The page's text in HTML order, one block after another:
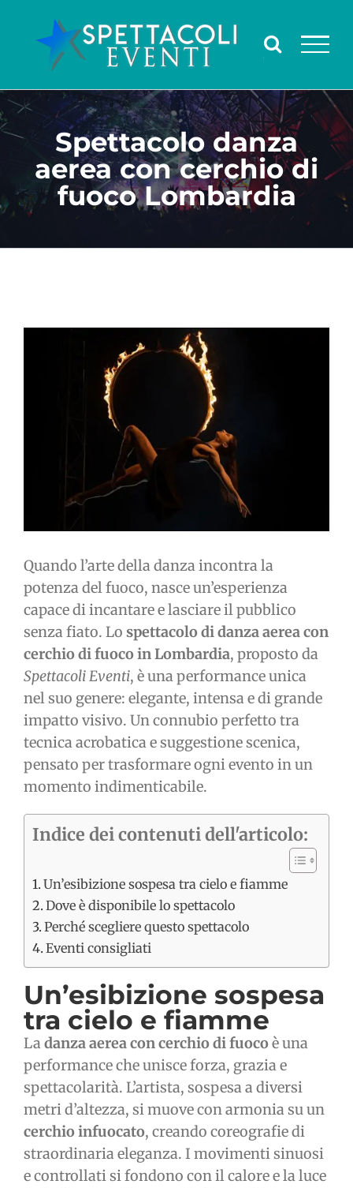
contenuto
Spettacolo danza
aerea con cerchio di
fuoco Lombardia
Quando l’arte della danza incontra la
potenza del fuoco, nasce un’esperienza
capace di incantare e lasciare il pubblico
senza fiato. Lo spettacolo di danza aerea con
cerchio di fuoco in Lombardia, proposto da
Spettacoli Eventi, è una performance unica
nel suo genere: elegante, intensa e di grande
impatto visivo. Un connubio perfetto tra
tecnica acrobatica e suggestione scenica,
pensato per trasformare ogni evento in un
momento indimenticabile.
Indice dei contenuti dell'articolo:
Un’esibizione sospesa tra cielo e fiamme
Dove è disponibile lo spettacolo
Perché scegliere questo spettacolo
Eventi consigliati
Un’esibizione sospesa
tra cielo e fiamme
Ladanza aerea con cerchio di fuocoè una
performance che unisce forza, grazia e
spettacolarità. L’artista, sospesa a diversi
metri d’altezza, si muove con armonia su un
cerchio infuocato, creando coreografie di
straordinaria eleganza. I movimenti sinuosi
e controllati si fondono con il calore e la luce